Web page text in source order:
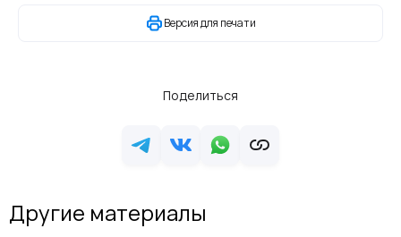
Версия для печати
Поделиться
Другие материалы